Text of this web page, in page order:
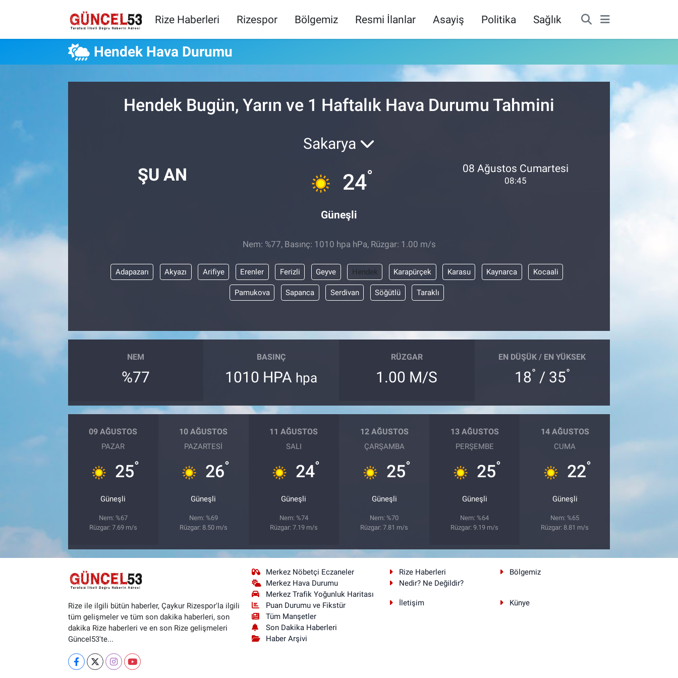
Rize Haberleri Rizespor Bölgemiz Resmi İlanlar Asayiş Politika Sağlık
Hendek Hava Durumu
Hendek Bugün, Yarın ve 1 Haftalık Hava Durumu Tahmini
ŞU AN
Sakarya
24°
Güneşli
08 Ağustos Cumartesi
08:45
Nem: %77, Basınç: 1010 hpa hPa, Rüzgar: 1.00 m/s
Adapazarı Akyazı Arifiye Erenler Ferizli Geyve Hendek Karapürçek Karasu Kaynarca Kocaali
Pamukova Sapanca Serdivan Söğütlü Taraklı
NEM
%77
BASINÇ
1010 HPA hpa
RÜZGAR
1.00 M/S
EN DÜŞÜK / EN YÜKSEK
18° / 35°
09 AĞUSTOS
PAZAR
25°
Güneşli
Nem: %67
Rüzgar: 7.69 m/s
10 AĞUSTOS
PAZARTESI
26°
Güneşli
Nem: %69
Rüzgar: 8.50 m/s
11 AĞUSTOS
SALI
24°
Güneşli
Nem: %74
Rüzgar: 7.19 m/s
12 AĞUSTOS
ÇARŞAMBA
25°
Güneşli
Nem: %70
Rüzgar: 7.81 m/s
13 AĞUSTOS
PERŞEMBE
25°
Güneşli
Nem: %64
Rüzgar: 9.19 m/s
14 AĞUSTOS
CUMA
22°
Güneşli
Nem: %65
Rüzgar: 8.81 m/s
Rize ile ilgili bütün haberler, Çaykur Rizespor'la ilgili
tüm gelişmeler ve tüm son dakika haberleri, son
dakika Rize haberleri ve en son Rize gelişmeleri
Güncel53'te...
Merkez Nöbetçi Eczaneler
Merkez Hava Durumu
Merkez Trafik Yoğunluk Haritası
Puan Durumu ve Fikstür
Tüm Manşetler
Son Dakika Haberleri
Haber Arşivi
Rize Haberleri
Bölgemiz
Nedir? Ne Değildir?
İletişim Künye